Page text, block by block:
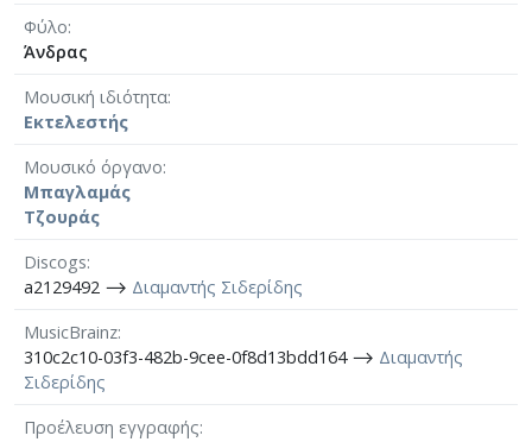
Φύλο
Άνδρας
Μουσική ιδιότητα
Εκτελεστής
Μουσικό όργανο
Μπαγλαμάς
Τζουράς
Discogs
a2129492 ⟶ Διαμαντής Σιδερίδης
MusicBrainz
310c2c10-03f3-482b-9cee-0f8d13bdd164 ⟶ Διαμαντής
Σιδερίδης
Προέλευση εγγραφής